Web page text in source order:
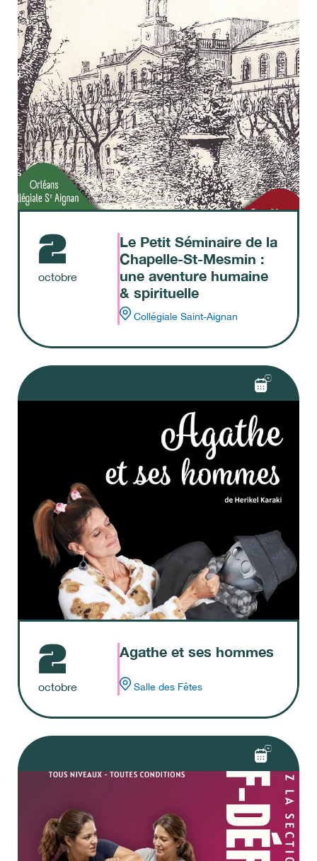
2
octobre
Le Petit Séminaire de la
Chapelle-St-Mesmin :
une aventure humaine
& spirituelle
Collégiale Saint-Aignan
2
octobre
Agathe et ses hommes
Salle des Fêtes